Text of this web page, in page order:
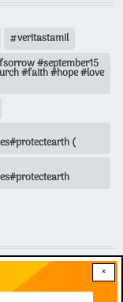
×
veritastamil
#september15
#faith #hope #love
(